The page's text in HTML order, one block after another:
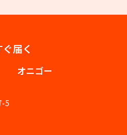
届く
オニゴー
5